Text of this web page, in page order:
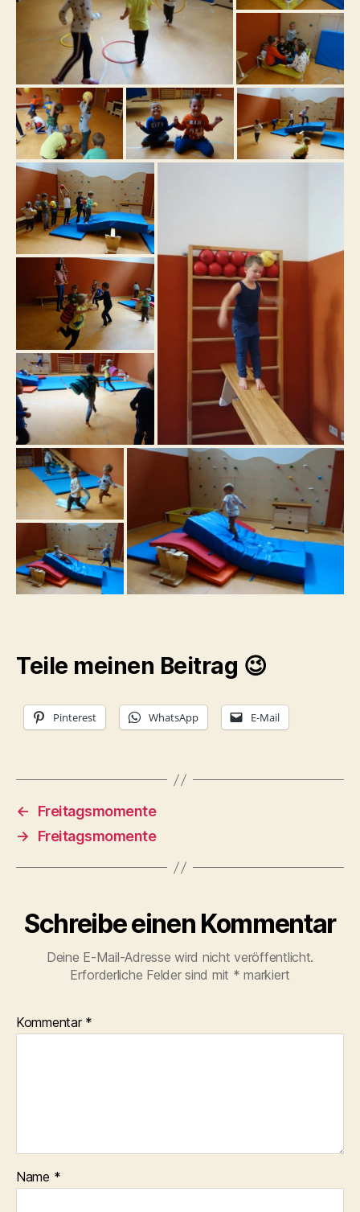
Teile meinen Beitrag 😉
Pinterest WhatsApp E-Mail
←
Freitagsmomente
→
Freitagsmomente
Schreibe einen Kommentar
Deine E-Mail-Adresse wird nicht veröffentlicht.
Erforderliche Felder sind mit * markiert
Kommentar *
Name *